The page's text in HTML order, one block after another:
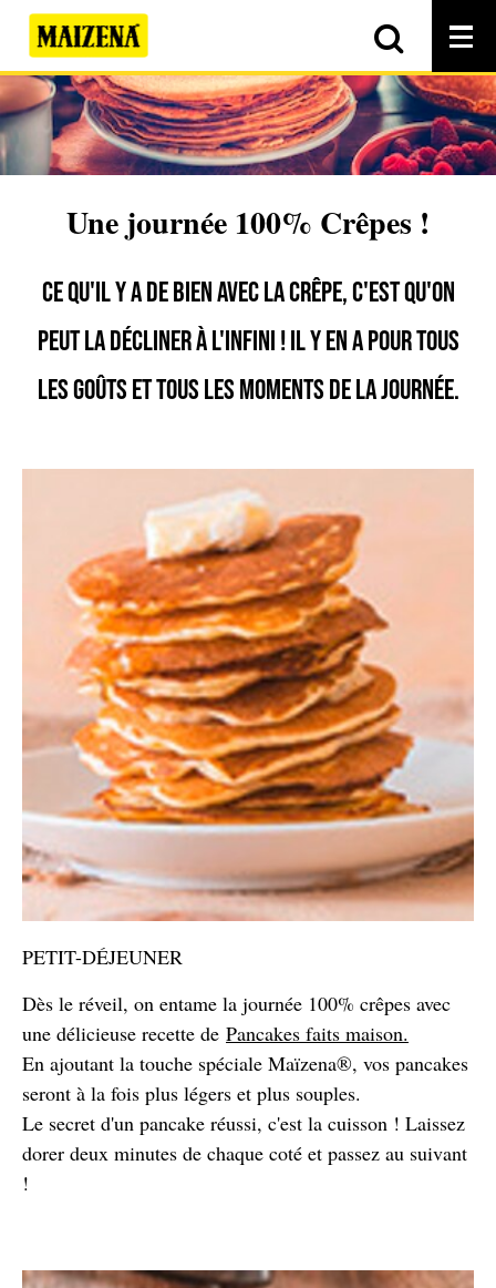
Une journée 100% Crêpes !
Ce qu'il y a de bien avec la crêpe, c'est qu'on
peut la décliner à l'infini ! Il y en a pour tous
les goûts et tous les moments de la journée.
PETIT-DÉJEUNER
Dès le réveil, on entame la journée 100% crêpes avec
une délicieuse recette de Pancakes faits maison.
En ajoutant la touche spéciale Maïzena®, vos pancakes
seront à la fois plus légers et plus souples.
Le secret d'un pancake réussi, c'est la cuisson ! Laissez
dorer deux minutes de chaque coté et passez au suivant
!